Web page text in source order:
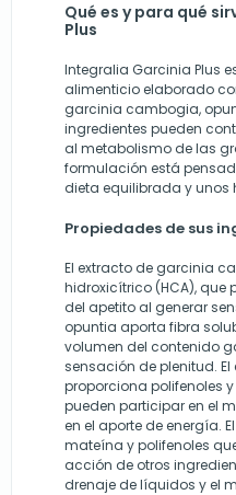
Qué es y para qué
Plus
Integralia Garcinia Plus
alimenticio elaborado
garcinia cambogia,
ingredientes pueden
al metabolismo de las
formulación está
dieta equilibrada y
Propiedades de sus
El extracto de garcinia
hidroxicítrico (HCA), que
del apetito al generar
opuntia aporta fibra
volumen del contenido
sensación de plenitud. El
proporciona polifenoles
pueden participar en el
en el aporte de energía.
mateína y polifenoles
acción de otros
drenaje de líquidos y el